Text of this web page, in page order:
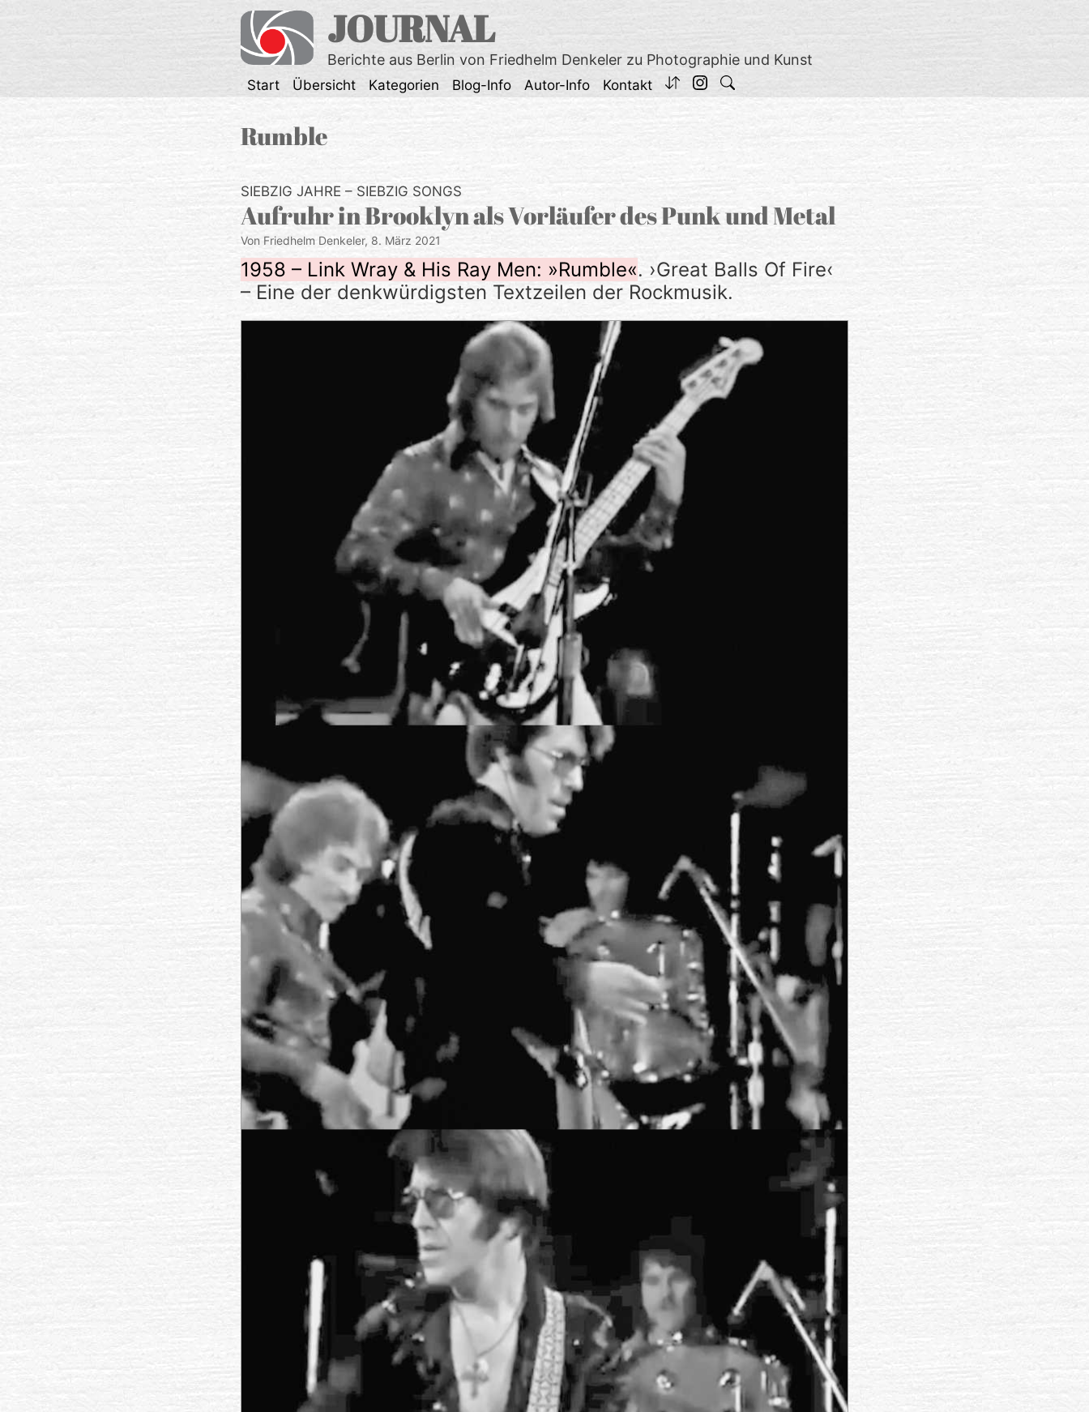
JOURNAL
Berichte aus Berlin von Friedhelm Denkeler zu Photographie und Kunst
Start Übersicht Kategorien Blog-Info Autor-Info Kontakt
Rumble
SIEBZIG JAHRE – SIEBZIG SONGS
Aufruhr in Brooklyn als Vorläufer des Punk und Metal
Von Friedhelm Denkeler, 8. März 2021
1958 – Link Wray & His Ray Men: »Rumble«. ›Great Balls Of Fire‹
– Eine der denkwürdigsten Textzeilen der Rockmusik.